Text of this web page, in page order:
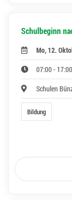
Schulbeginn
Mo, 12.
07:00 -
Schulen
Bildung